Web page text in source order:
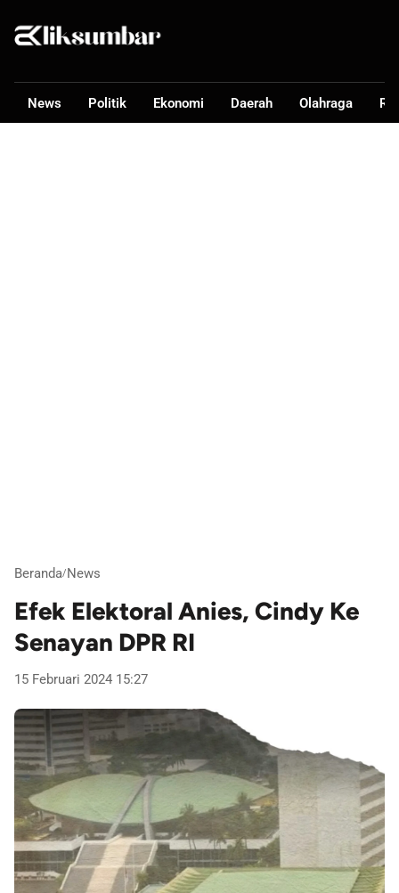
News Politik Ekonomi Daerah Olahraga
Beranda/News
Efek Elektoral Anies, Cindy Ke
Senayan DPR RI
15 Februari 2024 15:27